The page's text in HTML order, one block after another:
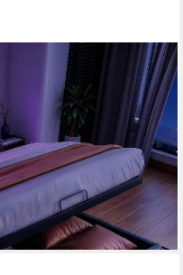
Stauraumbett (inkl.
mit USB-Laden und
cm